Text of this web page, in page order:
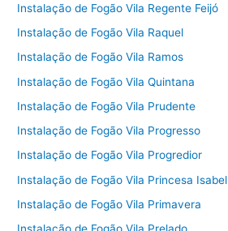
Instalação de Fogão Vila Regente Feijó
Instalação de Fogão Vila Raquel
Instalação de Fogão Vila Ramos
Instalação de Fogão Vila Quintana
Instalação de Fogão Vila Prudente
Instalação de Fogão Vila Progresso
Instalação de Fogão Vila Progredior
Instalação de Fogão Vila Princesa Isabel
Instalação de Fogão Vila Primavera